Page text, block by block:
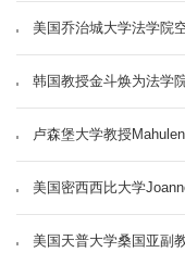
美国乔治城大学法学院
韩国教授金斗焕为法学